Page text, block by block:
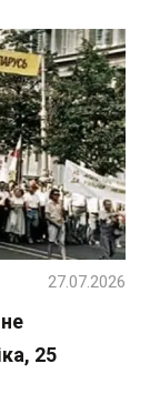
25
27.07.2026